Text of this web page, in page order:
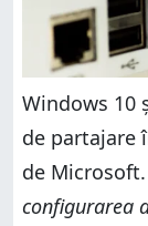
Windows 10
de partajare
de
configurarea